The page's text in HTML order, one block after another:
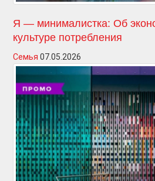
Я — минималистка: Об
культуре потребления
Семья 07.05.2026